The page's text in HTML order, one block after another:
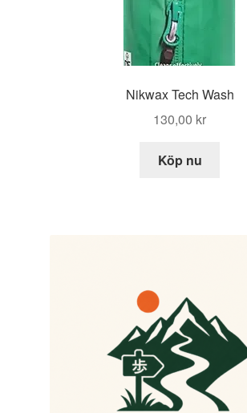
Nikwax Tech Wash
130,00 kr
Köp nu